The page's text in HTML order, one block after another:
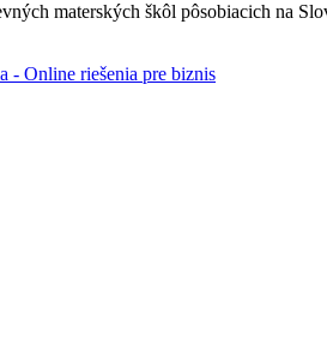
materských škôl pôsobiacich na
- Online riešenia pre biznis